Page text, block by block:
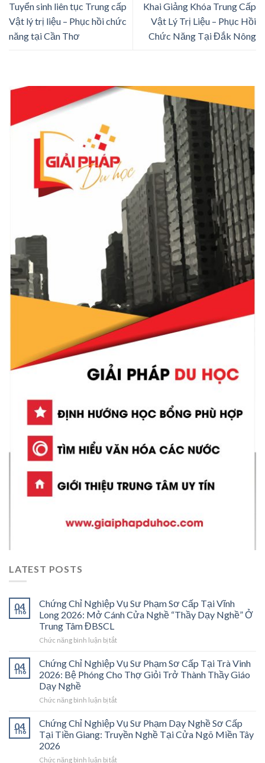
Tuyển sinh liên tục Trung cấp
Vật lý trị liệu – Phục hồi chức
năng tại Cần Thơ
Khai Giảng Khóa Trung Cấp
Vật Lý Trị Liệu – Phục Hồi
Chức Năng Tại Đắk Nông
LATEST POSTS
04
Th6
Chứng Chỉ Nghiệp Vụ Sư Phạm Sơ Cấp Tại Vĩnh
Long 2026: Mở Cánh Cửa Nghề “Thầy Dạy Nghề” Ở
Trung Tâm ĐBSCL
Chức năng bình luận bị tắtở
Chỉ
Nghiệp
Vụ
Phạm
Cấp
Tại
Vĩnh
2026:
04
Th6
Chứng Chỉ Nghiệp Vụ Sư Phạm Sơ Cấp Tại Trà Vinh
2026: Bệ Phóng Cho Thợ Giỏi Trở Thành Thầy Giáo
Dạy Nghề
Chức năng bình luận bị tắtở
Chỉ
Nghiệp
Vụ
Phạm
04
Th6
Chứng Chỉ Nghiệp Vụ Sư Phạm Dạy Nghề Sơ Cấp
Tại Tiền Giang: Truyền Nghề Tại Cửa Ngõ Miền Tây
2026
Chức năng bình luận bị tắtở